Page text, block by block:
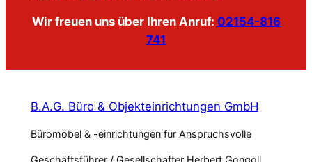
Wir freuen uns über Ihren Anruf: 02154-816
741
B.A.G. Büro & Objekteinrichtungen GmbH
Büromöbel & -einrichtungen für Anspruchsvolle
Geschäftsführer / Gesellschafter Herbert Gongoll